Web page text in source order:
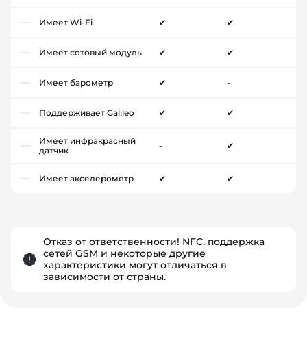
Имеет Wi-Fi ✔ ✔
Имеет сотовый модуль ✔ ✔
Имеет барометр ✔ -
Поддерживает Galileo ✔ ✔
Имеет инфракрасный
датчик
- ✔
Имеет акселерометр ✔ ✔
Отказ от ответственности! NFC, поддержка
сетей GSM и некоторые другие
характеристики могут отличаться в
зависимости от страны.